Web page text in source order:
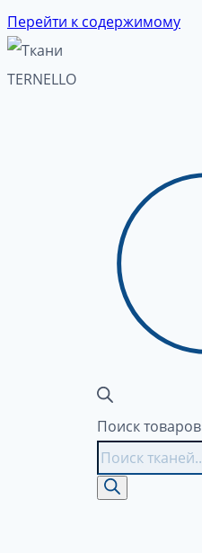
Перейти к содержимому
Поиск товаров